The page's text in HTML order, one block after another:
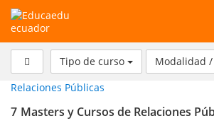
ecuador
Tipo de curso Modalidad
Relaciones Públicas
7 Masters y Cursos de Relaciones